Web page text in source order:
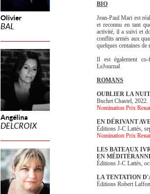
Olivier
BAL
Angélina
DELCROIX
BIO
Jean-Paul Mari est
et reconnu en tant
activité, il a suivi et
conflits armés aux
quelques centaines
Il est également
LeJournal
ROMANS
OUBLIER LA NUIT
Buchet Chastel, 2022.
Nomination Prix
EN DÉRIVANT
Éditions J-C Lattès,
Nomination Prix
LES BATEAUX
EN
Éditions J-C Lattès,
LA TENTATION
Éditions Robert